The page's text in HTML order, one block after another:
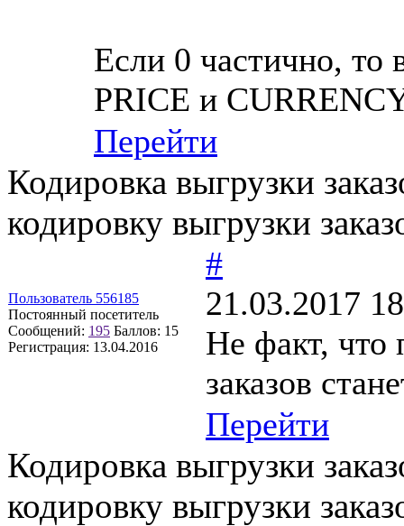
Если 0 частично, то
PRICE и
Перейти
Кодировка выгрузки
кодировку выгрузки
Пользователь 556185
Постоянный посетитель
Сообщений: 195 Баллов: 15
Регистрация: 13.04.2016
#
21.03.2017
Не факт, что
заказов
Перейти
Кодировка выгрузки
кодировку выгрузки